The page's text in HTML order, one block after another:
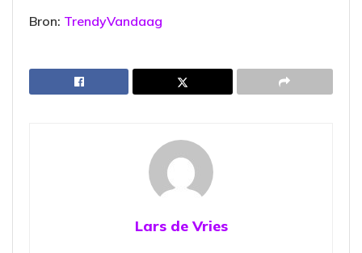
Bron: TrendyVandaag
Lars de Vries